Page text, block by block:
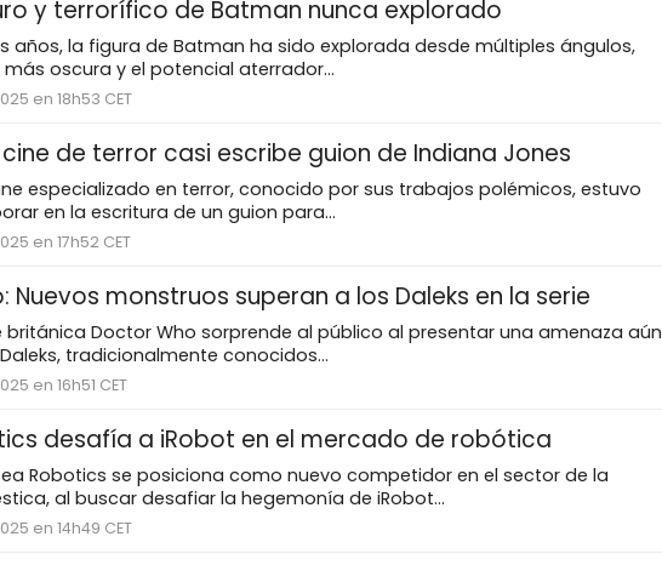
y terrorífico de Batman nunca explorado
años, la figura de Batman ha sido explorada desde múltiples ángulos,
oscura y el potencial aterrador...
en 18h53 CET
de terror casi escribe guion de Indiana Jones
especializado en terror, conocido por sus trabajos polémicos, estuvo
en la escritura de un guion para...
en 17h52 CET
Nuevos monstruos superan a los Daleks en la serie
británica Doctor Who sorprende al público al presentar una amenaza aún
tradicionalmente conocidos...
en 16h51 CET
desafía a iRobot en el mercado de robótica
Robotics se posiciona como nuevo competidor en el sector de la
al buscar desafiar la hegemonía de iRobot...
en 14h49 CET